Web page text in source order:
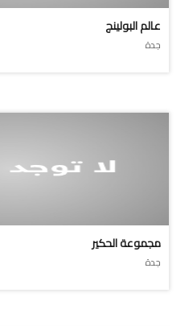
عالم البولينج
جدة
مجموعة الحكير
جدة